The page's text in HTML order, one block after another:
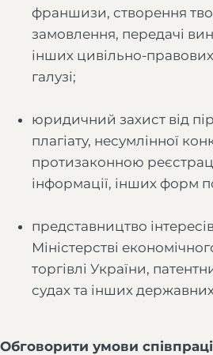
франшизи, створення
замовлення, передачі
інших цивільно-правових
галузі;
юридичний захист від
плагіату, несумлінної
протизаконною
інформації, інших форм
представництво
Міністерстві
торгівлі України,
судах та інших
Обговорити умови